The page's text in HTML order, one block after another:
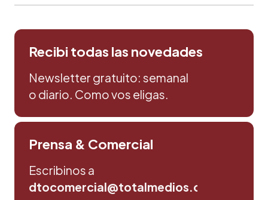
Recibi todas las novedades
Newsletter gratuito: semanal
o diario. Como vos eligas.
Prensa & Comercial
Escribinos a
dtocomercial@totalmedios.com